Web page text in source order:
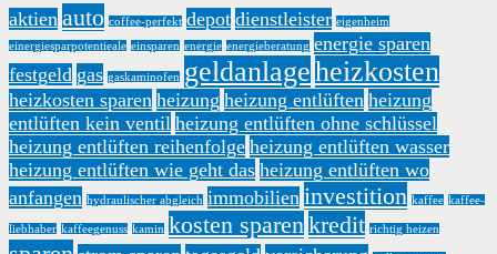
aktien auto coffee-perfekt depot dienstleister eigenheim
einergiesparpotentieale einsparen energie energieberatung energie sparen
festgeld gas gaskaminofen geldanlageheizkosten
heizkosten sparen heizung heizung entlüften heizung
entlüften kein ventil heizung entlüften ohne schlüssel
heizung entlüften reihenfolge heizung entlüften wasser
heizung entlüften wie geht das heizung entlüften wo
anfangen hydraulischer abgleich immobilien investition kaffee kaffee-
liebhaber kaffeegenuss kamin kosten sparen kredit richtig heizen